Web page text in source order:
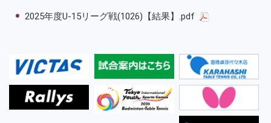
2025年度U-15リーグ戦(1026)【結果】.pdf